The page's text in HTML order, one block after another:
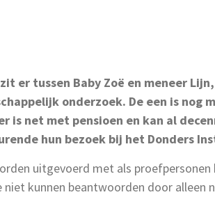
er tussen Baby Zoë en meneer
onderzoek. De een is nog
is net met pensioen en kan al
hun bezoek bij het Donders
uitgevoerd met als
kunnen beantwoorden door alleen